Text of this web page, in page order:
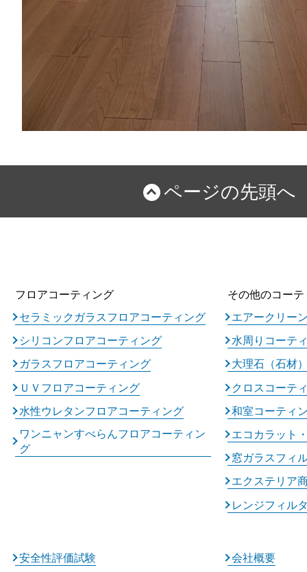
ページの先頭へ
フロアコーティング
セラミックガラスフロアコーティング
シリコンフロアコーティング
ガラスフロアコーティング
ＵＶフロアコーティング
水性ウレタンフロアコーティング
ワンニャンすべらんフロアコーティン
グ
その他のコー
エアークリー
水周りコーテ
大理石（石材
クロスコーテ
和室コーティ
エコカラット
窓ガラスフィ
エクステリア
レンジフィル
安全性評価試験 会社概要